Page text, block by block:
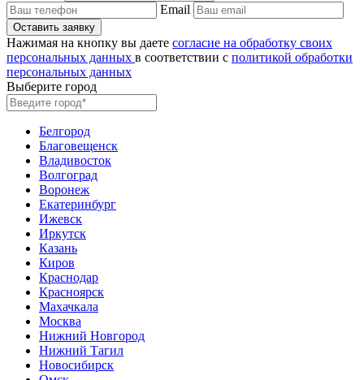
Email
Нажимая на кнопку вы даете согласие на обработку своих
персональных данных в соответствии с политикой обработки
персональных данных
Выберите город
Белгород
Благовещенск
Владивосток
Волгоград
Воронеж
Екатеринбург
Ижевск
Иркутск
Казань
Киров
Краснодар
Красноярск
Махачкала
Москва
Нижний Новгород
Нижний Тагил
Новосибирск